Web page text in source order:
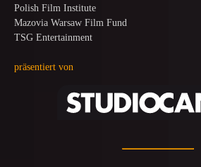
Polish Film Institute
Mazovia Warsaw Film Fund
TSG Entertainment
präsentiert von